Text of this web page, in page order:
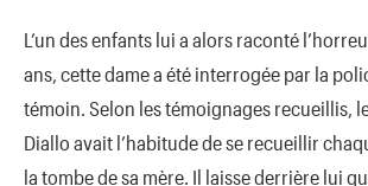
L’un des enfants lui a alors raconté
ans, cette dame a été interrogée par la
témoin. Selon les témoignages recueillis,
Diallo avait l’habitude de se recueillir
la tombe de sa mère. Il laisse derrière lui